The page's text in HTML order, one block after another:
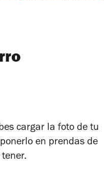
cargar la foto de tu
en prendas de